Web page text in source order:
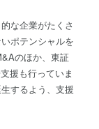
な企業がたくさ
ポテンシャルを
のほか、東証
援も行っていま
するよう、支援